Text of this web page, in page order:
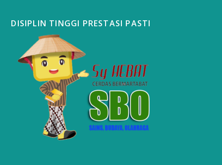
DISIPLIN TINGGI PRESTASI PASTI